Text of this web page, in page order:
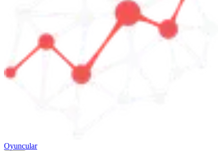
Oyuncular